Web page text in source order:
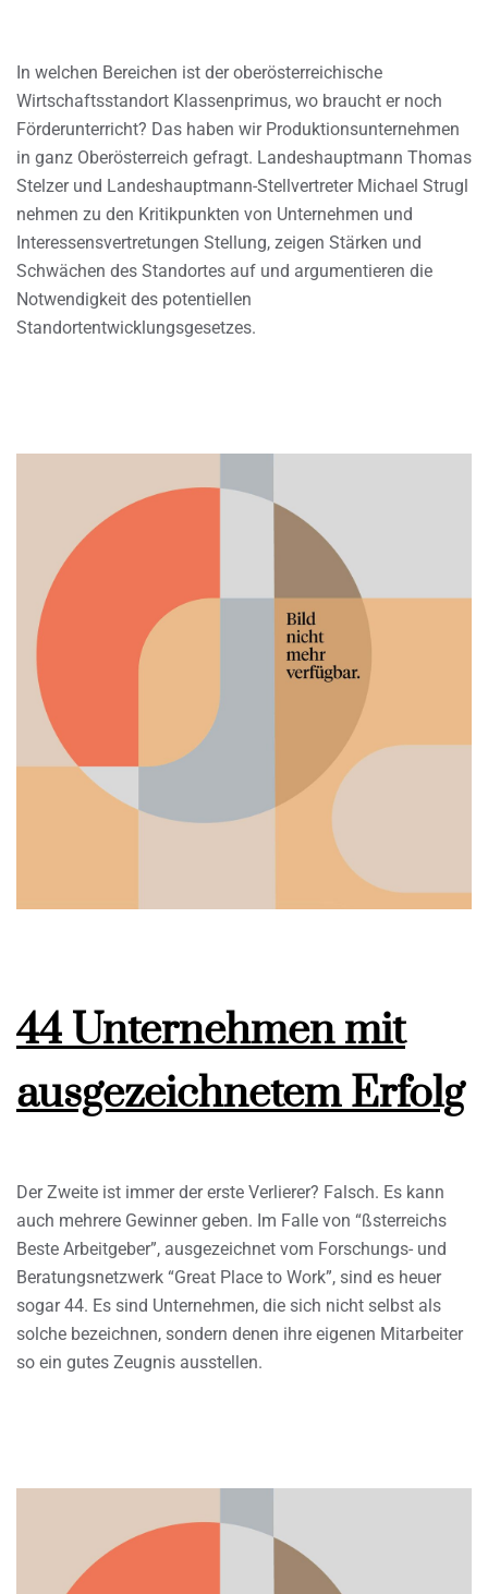
In welchen Bereichen ist der oberösterreichische
Wirtschaftsstandort Klassenprimus, wo braucht er noch
Förderunterricht? Das haben wir Produktionsunternehmen
in ganz Oberösterreich gefragt. Landeshauptmann Thomas
Stelzer und Landeshauptmann-Stellvertreter Michael Strugl
nehmen zu den Kritikpunkten von Unternehmen und
Interessensvertretungen Stellung, zeigen Stärken und
Schwächen des Standortes auf und argumentieren die
Notwendigkeit des potentiellen
Standortentwicklungsgesetzes.
44 Unternehmen mit
ausgezeichnetem Erfolg
Der Zweite ist immer der erste Verlierer? Falsch. Es kann
auch mehrere Gewinner geben. Im Falle von “ßsterreichs
Beste Arbeitgeber”, ausgezeichnet vom Forschungs- und
Beratungsnetzwerk “Great Place to Work”, sind es heuer
sogar 44. Es sind Unternehmen, die sich nicht selbst als
solche bezeichnen, sondern denen ihre eigenen Mitarbeiter
so ein gutes Zeugnis ausstellen.